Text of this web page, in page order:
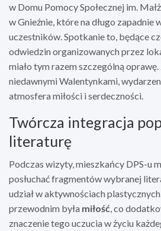
w Domu Pomocy Społecznej im.
w Gnieźnie, które na długo zapadnie
uczestników. Spotkanie to, będące
odwiedzin organizowanych przez
miało tym razem szczególną
niedawnymi Walentynkami,
atmosfera miłości i serdeczności.
Twórcza integracja
literaturę
Podczas wizyty, mieszkańcy DPS-u
posłuchać fragmentów wybranej
udział w aktywnościach
przewodnim była miłość, co
znaczenie tego uczucia w życiu